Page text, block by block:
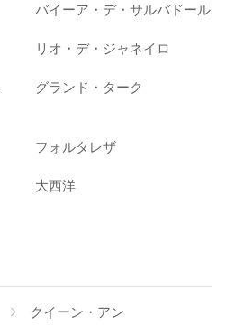
バイーア・デ・サルバドール
リオ・デ・ジャネイロ
グランド・ターク
フォルタレザ
大西洋
クイーン・アン